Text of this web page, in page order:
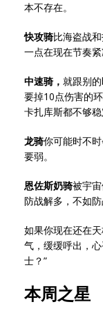
本不存在。
快攻骑比海盗战
一点在现在节奏紧
中速骑， 就跟别
要掉10点伤害的
卡扎库斯都不够稳
龙骑你可能时不
要弱。
恩佐斯奶骑被宇
防战解多，不如防
如果你现在还在
气，缓缓呼出，
士？”
本周之星